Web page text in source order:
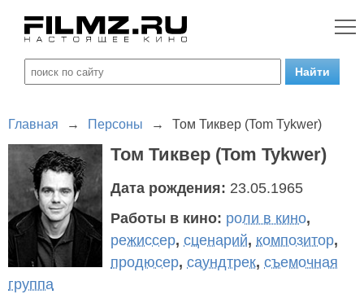
Главная → Персоны → Том Тиквер (Tom Tykwer)
Том Тиквер (Tom Tykwer)
Дата рождения: 23.05.1965
Работы в кино: роли в кино,
режиссер, сценарий, композитор,
продюсер, саундтрек, съемочная
группа